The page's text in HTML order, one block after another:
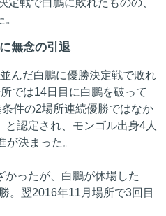
無念の引退
んだ白鵬に優勝決定戦で敗れ
では14日目に白鵬を破って
件の2場所連続優勝ではなか
認定され、モンゴル出身4人
が決まった。
かったが、白鵬が休場した
。翌2016年11月場所で3回目